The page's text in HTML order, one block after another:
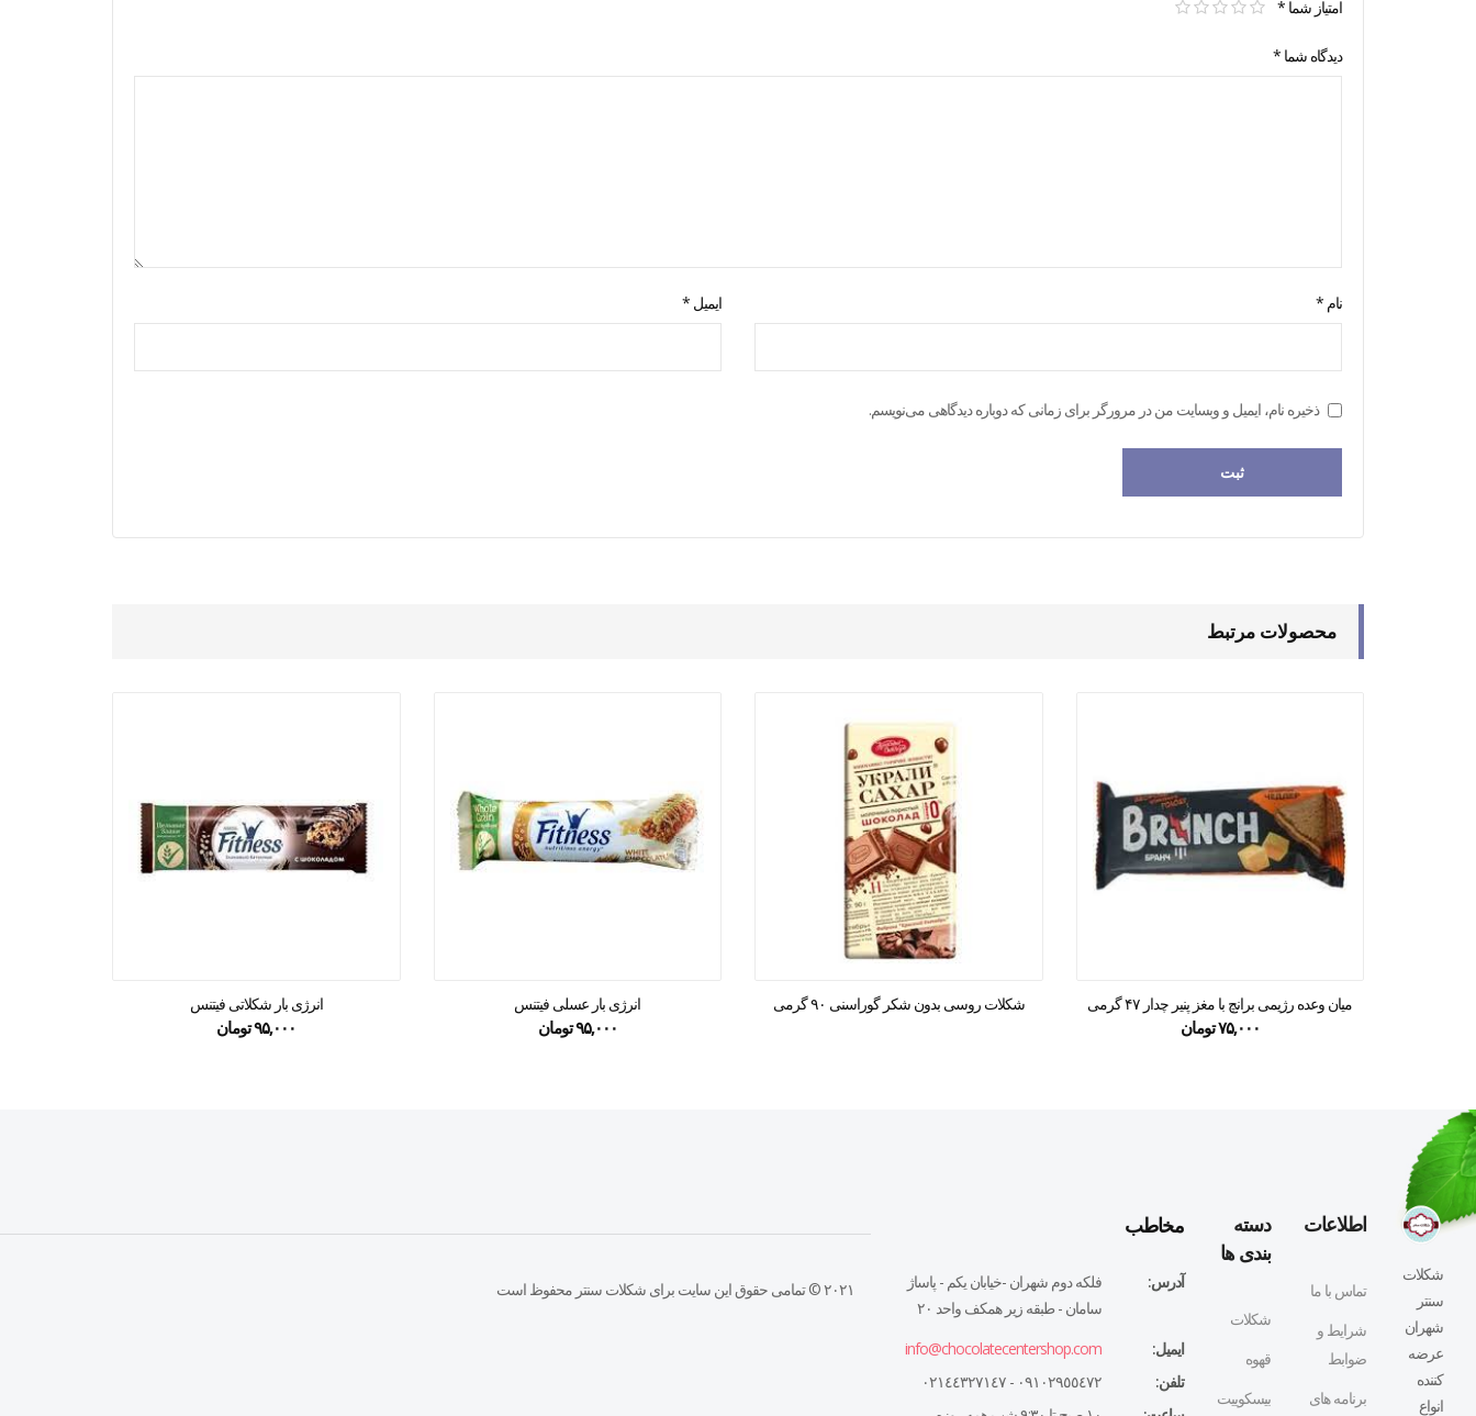
امتیاز شما *
دیدگاه شما *
نام * ایمیل *
ذخیره نام، ایمیل و وبسایت من در مرورگر برای زمانی که دوباره دیدگاهی می‌نویسم.
محصولات مرتبط
میان وعده رژیمی برانچ با مغز پنیر چدار ۴۷ گرمی
۷۵,۰۰۰تومان
شکلات روسی بدون شکر گوراسنی ۹۰ گرمی انرژی بار عسلی فیتنس
۹۵,۰۰۰تومان
انرژی بار شکلاتی فیتنس
۹۵,۰۰۰تومان
شکلات
سنتر
شهران
عرضه
کننده
انواع
اطلاعات
تماس با ما
شرایط و
ضوابط
برنامه های
دسته
بندی ها
شکلات
قهوه
بیسکوییت
مخاطب
آدرس:
فلكه دوم شهران -خيابان يكم - پاساژ
سامان - طبقه زير همكف واحد ٢٠
ایمیل:
info@chocolatecentershop.com
تلفن:
٠٩١٠٢٩٥٥٤٧٢ - ٠٢١٤٤٣٢٧١٤٧
۲۰۲۱ © تمامی حقوق این سایت برای شکلات سنتر محفوظ است